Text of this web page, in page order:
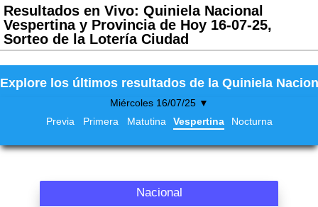
Resultados en Vivo: Quiniela Nacional
Vespertina y Provincia de Hoy 16-07-25,
Sorteo de la Lotería Ciudad
Explore los últimos resultados de la Quiniela
Miércoles 16/07/25 ▼
Previa
Primera Matutina Vespertina Nocturna
Nacional